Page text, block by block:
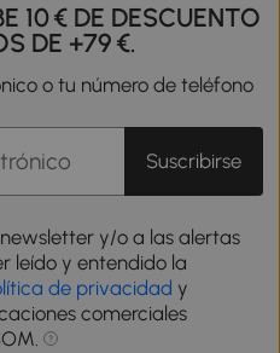
10 € DE DESCUENTO
DE +79 €.
o tu número de teléfono
Suscribirse
y/o a las alertas
leído y entendido la
de privacidad y
comerciales